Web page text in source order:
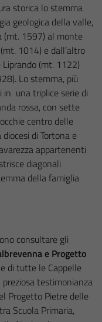
storica lo stemma
geologica della valle,
(mt. 1597) al monte
1014) e dall’altro
(mt. 1122)
Lo stemma, più
in una triplice serie di
rossa, con sette
centro delle
di Tortona e
appartenenti
diagonali
della famiglia
consultare gli
e Progetto
di tutte le Cappelle
testimonianza
Progetto Pietre delle
Scuola Primaria,